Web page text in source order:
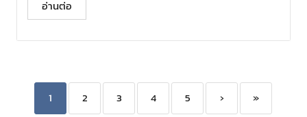
อ่านต่อ
1 2 3 4 5 › »